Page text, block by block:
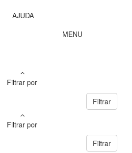
AJUDA
MENU
Filtrar por
Filtrar
Filtrar por
Filtrar